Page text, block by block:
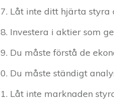
Låt inte ditt hjärta styra
Investera i aktier som
Du måste förstå de
Du måste ständigt
Låt inte marknaden